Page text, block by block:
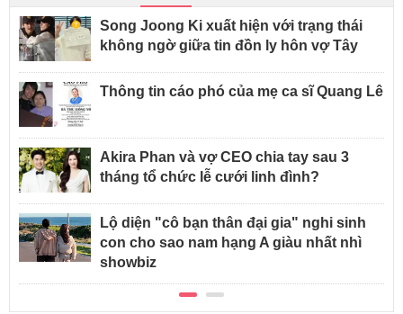
Song Joong Ki xuất hiện với trạng thái
không ngờ giữa tin đồn ly hôn vợ Tây
Thông tin cáo phó của mẹ ca sĩ Quang Lê
Akira Phan và vợ CEO chia tay sau 3
tháng tổ chức lễ cưới linh đình?
Lộ diện "cô bạn thân đại gia" nghi sinh
con cho sao nam hạng A giàu nhất nhì
showbiz